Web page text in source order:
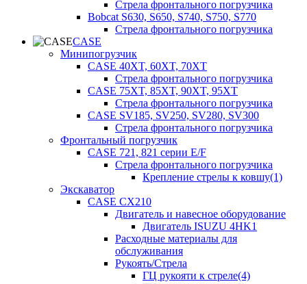
Стрела фронтального погрузчика
Bobcat S630, S650, S740, S750, S770
Стрела фронтального погрузчика
CASE
Минипогрузчик
CASE 40XT, 60XT, 70XT
Стрела фронтального погрузчика
CASE 75XT, 85XT, 90XT, 95XT
Стрела фронтального погрузчика
CASE SV185, SV250, SV280, SV300
Стрела фронтального погрузчика
Фронтальный погрузчик
CASE 721, 821 серии E/F
Стрела фронтального погрузчика
Крепление стрелы к ковшу(1)
Экскаватор
CASE CX210
Двигатель и навесное оборудование
Двигатель ISUZU 4HK1
Расходные материалы для
обслуживания
Рукоять/Стрела
ГЦ рукояти к стреле(4)